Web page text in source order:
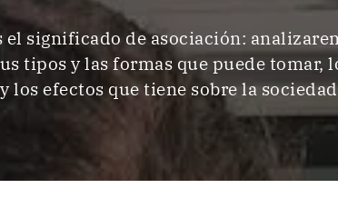
el significado de asociación:
tipos y las formas que puede tomar,
los efectos que tiene sobre la